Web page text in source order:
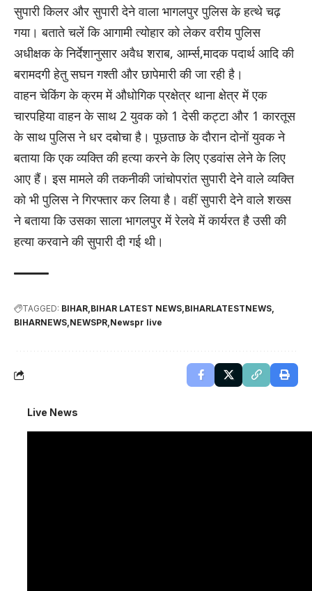
सुपारी किलर और सुपारी देने वाला भागलपुर पुलिस के हत्थे चढ़
गया। बताते चलें कि आगामी त्योहार को लेकर वरीय पुलिस
अधीक्षक के निर्देशानुसार अवैध शराब, आर्म्स,मादक पदार्थ आदि की
बरामदगी हेतु सघन गश्ती और छापेमारी की जा रही है।
वाहन चेकिंग के क्रम में औधोगिक प्रक्षेत्र थाना क्षेत्र में एक
चारपहिया वाहन के साथ 2 युवक को 1 देसी कट्टा और 1 कारतूस
के साथ पुलिस ने धर दबोचा है। पूछताछ के दौरान दोनों युवक ने
बताया कि एक व्यक्ति की हत्या करने के लिए एडवांस लेने के लिए
आए हैं। इस मामले की तकनीकी जांचोपरांत सुपारी देने वाले व्यक्ति
को भी पुलिस ने गिरफ्तार कर लिया है। वहीं सुपारी देने वाले शख्स
ने बताया कि उसका साला भागलपुर में रेलवे में कार्यरत है उसी की
हत्या करवाने की सुपारी दी गई थी।
TAGGED: BIHAR BIHAR LATEST NEWS BIHARLATESTNEWS
BIHARNEWS NEWSPR Newspr live
Live News